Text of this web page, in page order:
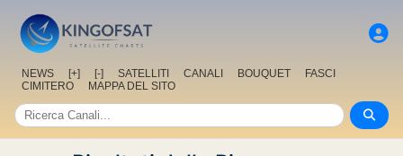
NEWS [+] [-] SATELLITI CANALI BOUQUET
FASCI
CIMITERO
MAPPA DEL SITO